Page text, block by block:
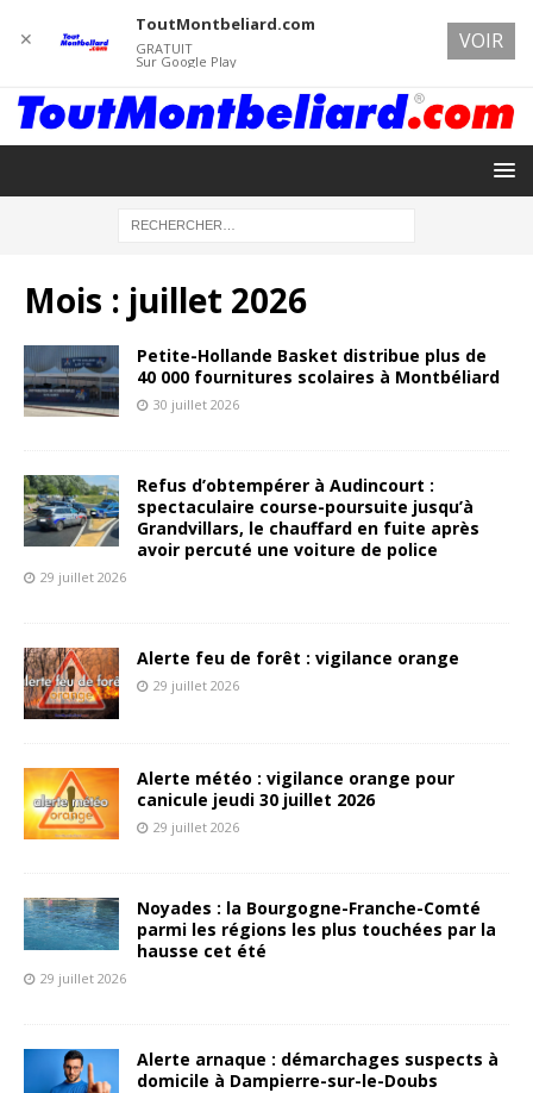
Mois : juillet 2026
Petite-Hollande Basket distribue plus de
40 000 fournitures scolaires à Montbéliard
30 juillet 2026
Refus d’obtempérer à Audincourt :
spectaculaire course-poursuite jusqu’à
Grandvillars, le chauffard en fuite après
avoir percuté une voiture de police
29 juillet 2026
Alerte feu de forêt : vigilance orange
29 juillet 2026
Alerte météo : vigilance orange pour
canicule jeudi 30 juillet 2026
29 juillet 2026
Noyades : la Bourgogne-Franche-Comté
parmi les régions les plus touchées par la
hausse cet été
29 juillet 2026
Alerte arnaque : démarchages suspects à
domicile à Dampierre-sur-le-Doubs
✕
ToutMontbeliard.com
GRATUIT
Sur Google Play
VOIR